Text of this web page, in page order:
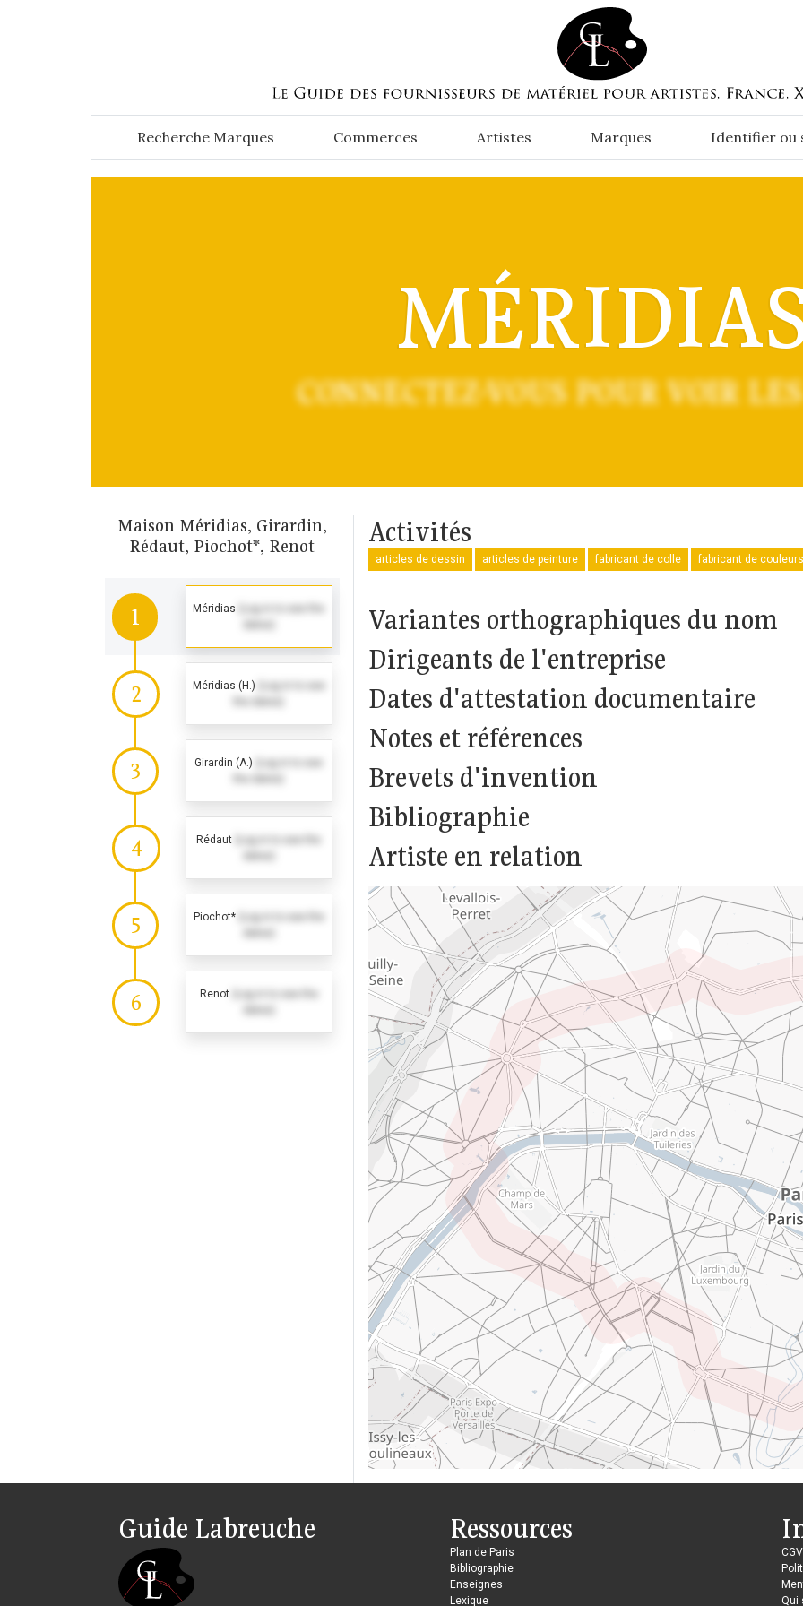
Recherche Marques Commerces Artistes Marques Identifier ou
CONNECTEZ-VOUS POUR VOIR
Maison Méridias, Girardin,
Rédaut, Piochot*, Renot
1 Méridias
2 Méridias (H.)
3 Girardin (A.)
4 Rédaut
5 Piochot*
6 Renot
Activités
articles de dessin articles de peinture fabricant de colle fabricant de couleurs
Variantes orthographiques du nom
Dirigeants de l'entreprise
Dates d'attestation documentaire
Notes et références
Brevets d'invention
Bibliographie
Artiste en relation
Guide Labreuche Ressources
Plan de Paris
Bibliographie
Enseignes
Lexique
Qui